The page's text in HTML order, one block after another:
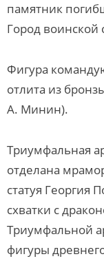
памятник
Город
Фигура
отлита из
А. Минин).
Триумфальная
отделана
статуя Георгия
схватки с
Триумфальной
фигуры